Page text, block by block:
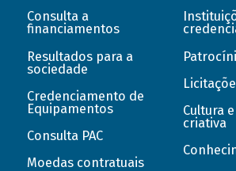
Consulta a
financiamentos
Resultados para a
sociedade
Credenciamento de
Equipamentos
Consulta PAC
Moedas contratuais
Cultura
criativa